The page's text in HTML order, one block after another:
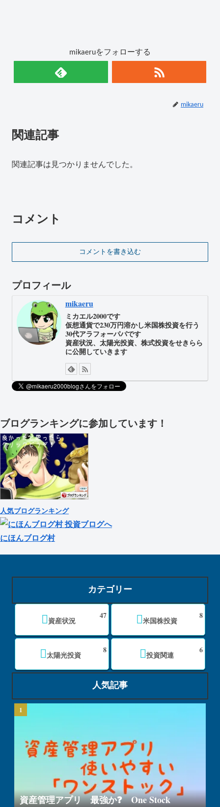
mikaeruをフォローする
mikaeru
関連記事
関連記事は見つかりませんでした。
コメント
コメントを書き込む
プロフィール
mikaeru
ミカエル2000です
仮想通貨で230万円溶かし米国株投資を行う
30代アラフォーパパです
資産状況、太陽光投資、株式投資をせきらら
に公開していきます
ブログランキングに参加しています！
人気ブログランキング
にほんブログ村
カテゴリー
資産状況
47
米国株投資
8
太陽光投資
8
投資関連
6
人気記事
資産管理アプリ 最強か❓ One Stock